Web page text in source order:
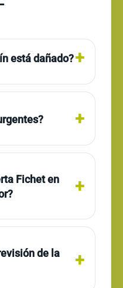
está dañado?
Fichet en
de la